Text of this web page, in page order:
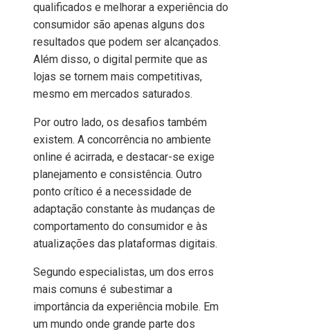
qualificados e melhorar a experiência do
consumidor são apenas alguns dos
resultados que podem ser alcançados.
Além disso, o digital permite que as
lojas se tornem mais competitivas,
mesmo em mercados saturados.
Por outro lado, os desafios também
existem. A concorrência no ambiente
online é acirrada, e destacar-se exige
planejamento e consistência. Outro
ponto crítico é a necessidade de
adaptação constante às mudanças de
comportamento do consumidor e às
atualizações das plataformas digitais.
Segundo especialistas, um dos erros
mais comuns é subestimar a
importância da experiência mobile. Em
um mundo onde grande parte dos